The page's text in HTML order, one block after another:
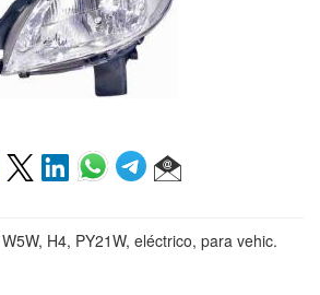
H4, PY21W, eléctrico, para vehic.